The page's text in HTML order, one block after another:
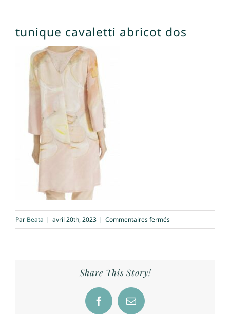
tunique cavaletti abricot dos
Par Beata | avril 20th, 2023 | Commentaires ferméssur
tunique
Share This Story!
FacebookEmail